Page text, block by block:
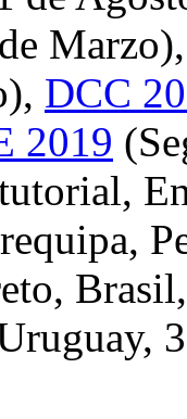
DCC
2019